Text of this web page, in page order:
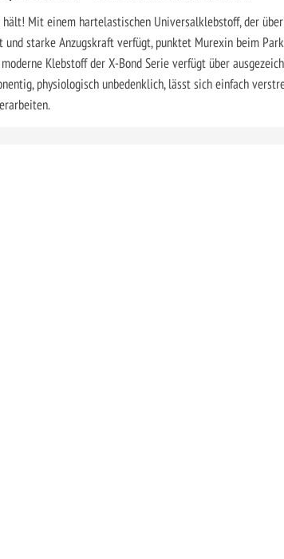
hält! Mit einem hartelastischen Universalklebstoff, der
und starke Anzugskraft verfügt, punktet Murexin beim
Klebstoff der X-Bond Serie verfügt über
physiologisch unbedenklich, lässt sich einfach